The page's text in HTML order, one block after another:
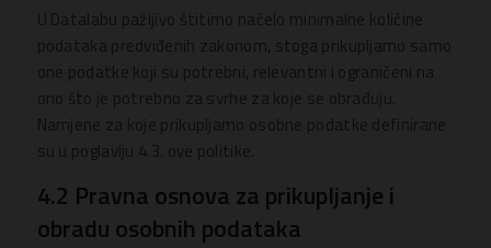
U Datalabu pažljivo štitimo načelo minimalne količine
podataka predviđenih zakonom, stoga prikupljamo samo
one podatke koji su potrebni, relevantni i ograničeni na
ono što je potrebno za svrhe za koje se obrađuju.
Namjene za koje prikupljamo osobne podatke definirane
su u poglavlju 4.3. ove politike.
4.2 Pravna osnova za prikupljanje i
obradu osobnih podataka